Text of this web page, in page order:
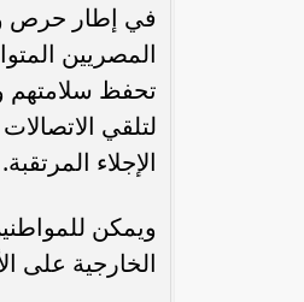
في إطار حرص
المصريين
تحفظ سلامتهم
لتلقي
الإجلاء المرتقبة.
ويمكن
الخارجية على